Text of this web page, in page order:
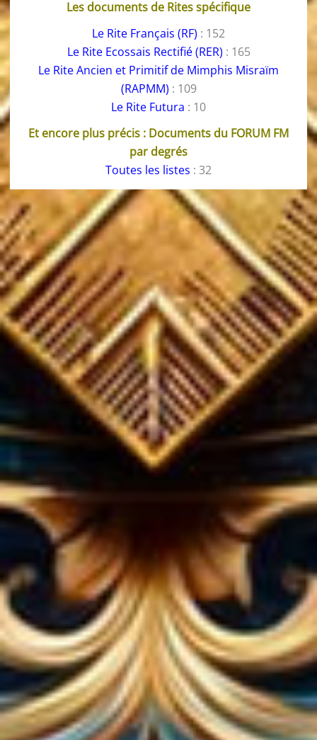
Les documents de Rites spécifique
Le Rite Français (RF) : 152
Le Rite Ecossais Rectifié (RER) : 165
Le Rite Ancien et Primitif de Mimphis Misraïm
(RAPMM) : 109
Le Rite Futura : 10
Et encore plus précis : Documents du FORUM FM
par degrés
Toutes les listes : 32